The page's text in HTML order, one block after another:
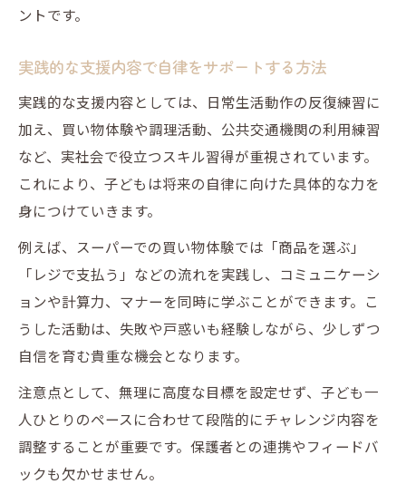
ントです。
実践的な支援内容で自律をサポートする方法
実践的な支援内容としては、日常生活動作の反復練習に
加え、買い物体験や調理活動、公共交通機関の利用練習
など、実社会で役立つスキル習得が重視されています。
これにより、子どもは将来の自律に向けた具体的な力を
身につけていきます。
例えば、スーパーでの買い物体験では「商品を選ぶ」
「レジで支払う」などの流れを実践し、コミュニケーシ
ョンや計算力、マナーを同時に学ぶことができます。こ
うした活動は、失敗や戸惑いも経験しながら、少しずつ
自信を育む貴重な機会となります。
注意点として、無理に高度な目標を設定せず、子ども一
人ひとりのペースに合わせて段階的にチャレンジ内容を
調整することが重要です。保護者との連携やフィードバ
ックも欠かせません。